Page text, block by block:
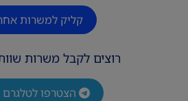
קליק למשרות
רוצים לקבל משרות
הצטרפו לטלגרם